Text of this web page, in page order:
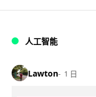
人工智能
Lawton 1 日